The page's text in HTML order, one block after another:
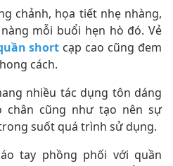
chảnh, họa tiết nhẹ nhàng,
mỗi buổi hẹn hò đó. Vẻ
short cạp cao cũng đem
cách.
nhiều tác dụng tôn dáng
chân cũng như tạo nên sự
suốt quá trình sử dụng.
tay phồng phối với quần